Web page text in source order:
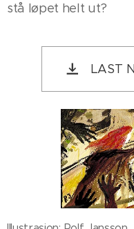
stå løpet helt ut?
LAST